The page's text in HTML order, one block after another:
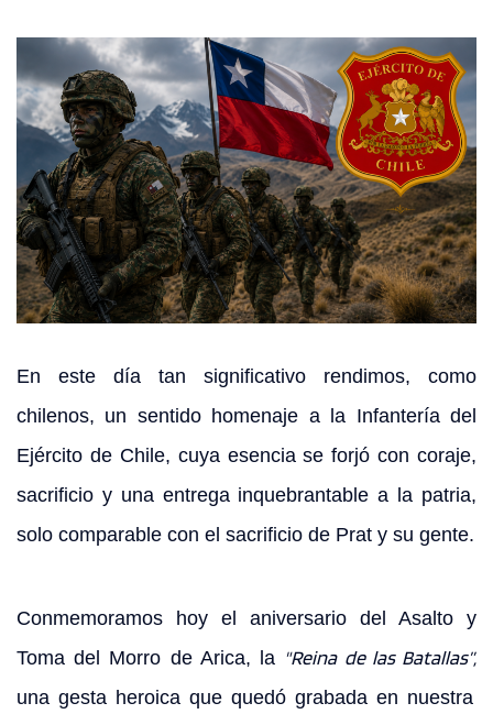
CONTACTO
modo claro
En este día tan significativo rendimos, como
chilenos, un sentido homenaje a la Infantería del
Ejército de Chile, cuya esencia se forjó con coraje,
sacrificio y una entrega inquebrantable a la patria,
solo comparable con el sacrificio de Prat y su gente.
Conmemoramos hoy el aniversario del Asalto y
Toma del Morro de Arica, la "Reina de las Batallas”,
una gesta heroica que quedó grabada en nuestra